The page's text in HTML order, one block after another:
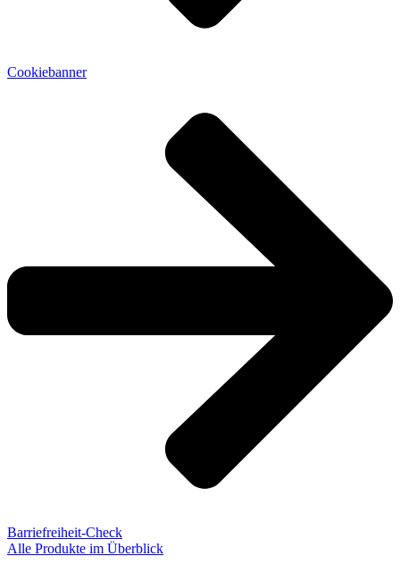
Cookiebanner
Barriefreiheit-Check
Alle Produkte im Überblick